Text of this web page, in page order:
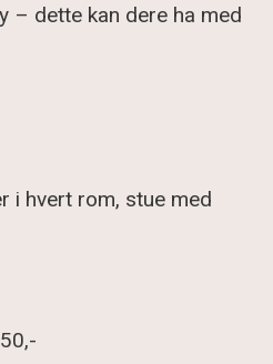
– dette kan dere ha med
i hvert rom, stue med